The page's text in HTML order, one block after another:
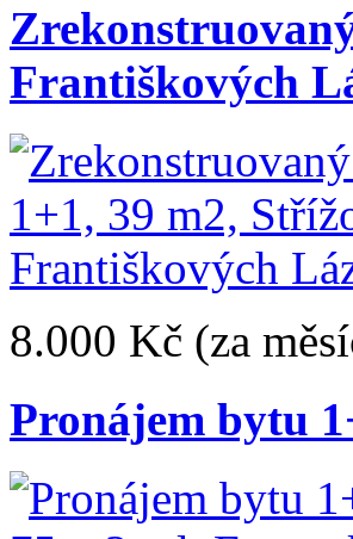
Františkových
8.000 Kč (za
Pronájem bytu